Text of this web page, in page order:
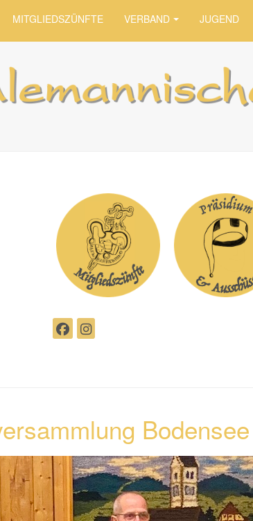
MITGLIEDSZÜNFTE VERBAND JUGEND